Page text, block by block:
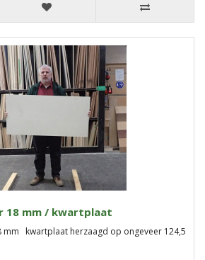
18 mm / kwartplaat
mm kwartplaat herzaagd op ongeveer 124,5